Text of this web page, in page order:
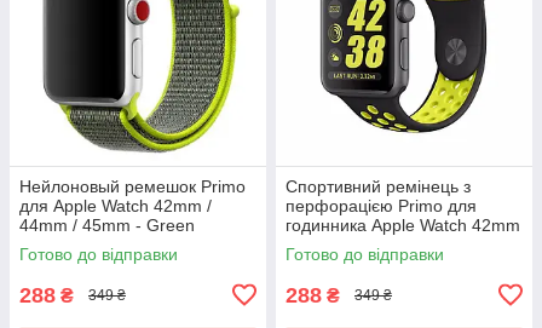
Нейлоновый ремешок Primo
для Apple Watch 42mm /
44mm / 45mm - Green
Готово до відправки
288 ₴ 349 ₴
Спортивний ремінець з
перфорацією Primo для
годинника Apple Watch 42mm
/ 44mm / 45mm розмір S-
Black&Yellow
Готово до відправки
288 ₴ 349 ₴